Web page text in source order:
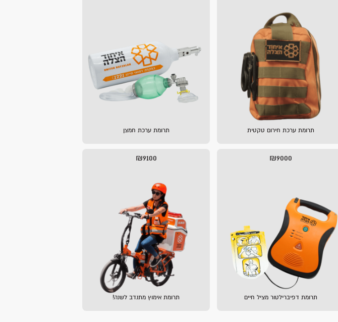
תרומת ערכת חירום טקטית תרומת ערכת חמצן
₪9000
תרומת דפיברילטור מציל חיים
₪9100
תרומת אימוץ מתנדב לשנה!